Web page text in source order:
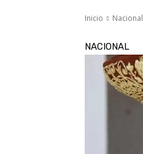
Inicio Nacional
NACIONAL